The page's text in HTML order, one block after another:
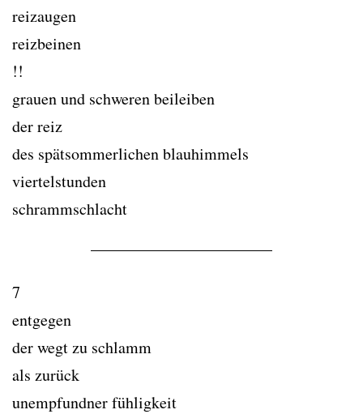
reizaugen
reizbeinen
!!
grauen und schweren beileiben
der reiz
des spätsommerlichen blauhimmels
viertelstunden
schrammschlacht
7
entgegen
der wegt zu schlamm
als zurück
unempfundner fühligkeit